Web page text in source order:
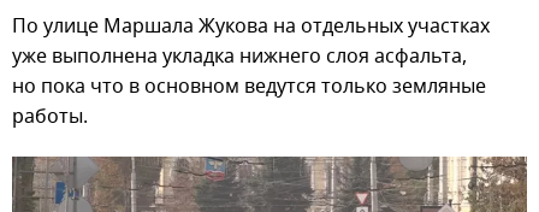
По улице Маршала Жукова на отдельных участках
уже выполнена укладка нижнего слоя асфальта,
но пока что в основном ведутся только земляные
работы.